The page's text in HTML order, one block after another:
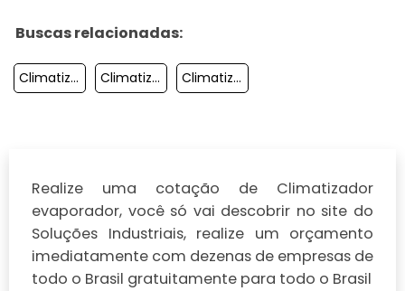
Buscas relacionadas:
Climatizador Portátil Industrial Climatizador De Ar Climatizador De Teto
Realize uma cotação de Climatizador
evaporador, você só vai descobrir no site do
Soluções Industriais, realize um orçamento
imediatamente com dezenas de empresas de
todo o Brasil gratuitamente para todo o Brasil